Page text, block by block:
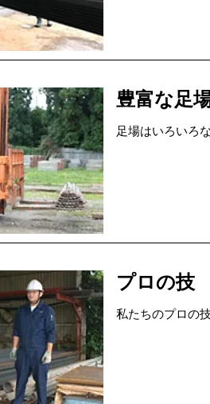
豊富な足
足場はいろいろ
プロの技
私たちのプロの